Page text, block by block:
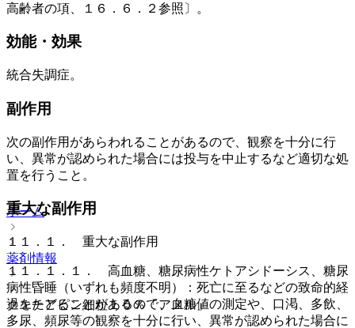
高齢者の項、１６．６．２参照〕。
効能・効果
統合失調症。
副作用
次の副作用があらわれることがあるので、観察を十分に行
い、異常が認められた場合には投与を中止するなど適切な処
置を行うこと。
重大な副作用
１１．１． 重大な副作用
１１．１．１． 高血糖、糖尿病性ケトアシドーシス、糖尿
病性昏睡（いずれも頻度不明）：死亡に至るなどの致命的経
過をたどることがあるので、血糖値の測定や、口渇、多飲、
多尿、頻尿等の観察を十分に行い、異常が認められた場合に
ホーム
薬剤情報
クエチアピン細粒１０％「アメル」